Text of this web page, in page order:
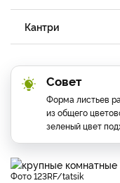
Кантри
Совет
Форма листьев
из общего
зеленый цвет
фото 123RF/tatsik